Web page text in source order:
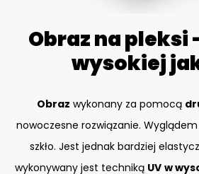
Obraz na pleksi
wysokiej
Obraz wykonany za pomocą
nowoczesne rozwiązanie.
szkło. Jest jednak bardziej
wykonywany jest techniką UV w